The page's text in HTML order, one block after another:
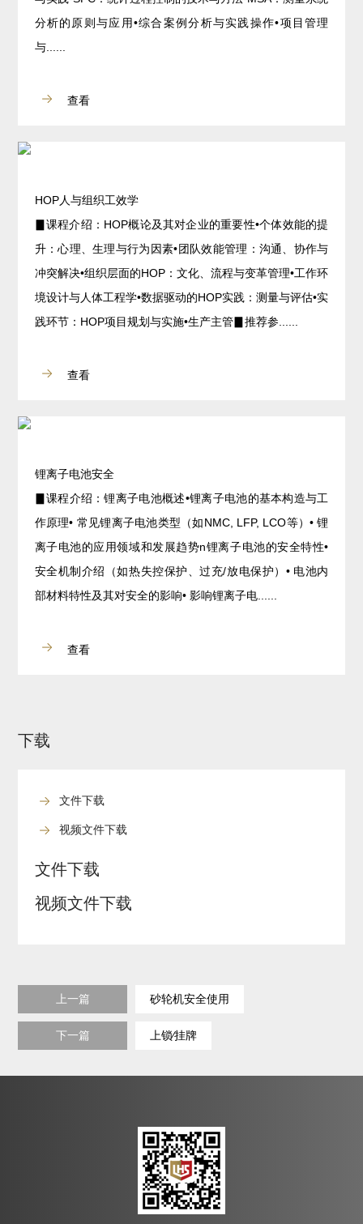
分析的原则与应用•综合案例分析与实践操作•项目管理
与......
查看
HOP人与组织工效学
▊课程介绍：HOP概论及其对企业的重要性•个体效能的提
升：心理、生理与行为因素•团队效能管理：沟通、协作与
冲突解决•组织层面的HOP：文化、流程与变革管理•工作环
境设计与人体工程学•数据驱动的HOP实践：测量与评估•实
践环节：HOP项目规划与实施•生产主管▊推荐参......
查看
锂离子电池安全
▊课程介绍：锂离子电池概述•锂离子电池的基本构造与工
作原理• 常见锂离子电池类型（如NMC, LFP, LCO等）• 锂
离子电池的应用领域和发展趋势n锂离子电池的安全特性•
安全机制介绍（如热失控保护、过充/放电保护）• 电池内
部材料特性及其对安全的影响• 影响锂离子电......
查看
下载
文件下载
视频文件下载
文件下载
视频文件下载
上一篇 砂轮机安全使用
下一篇 上锁∕挂牌